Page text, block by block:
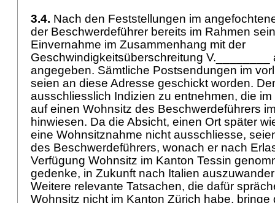
3.4. Nach den Feststellungen im
der Beschwerdeführer bereits im Rahmen
Einvernahme im Zusammenhang mit der
Geschwindigkeitsüberschreitung V.________
angegeben. Sämtliche Postsendungen im
seien an diese Adresse geschickt worden.
ausschliesslich Indizien zu entnehmen, die
auf einen Wohnsitz des Beschwerdeführers
hinwiesen. Da die Absicht, einen Ort später
eine Wohnsitznahme nicht ausschliesse,
des Beschwerdeführers, wonach er nach
Verfügung Wohnsitz im Kanton Tessin
gedenke, in Zukunft nach Italien
Weitere relevante Tatsachen, die dafür
Wohnsitz nicht im Kanton Zürich habe, bringe